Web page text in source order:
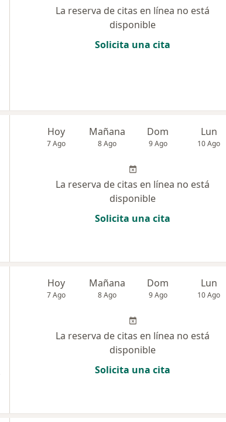
La reserva de citas en línea no está
disponible
Solicita una cita
Hoy
7 Ago
Mañana
8 Ago
Dom
9 Ago
Lun
10 Ago
La reserva de citas en línea no está
disponible
Solicita una cita
Hoy
7 Ago
Mañana
8 Ago
Dom
9 Ago
Lun
10 Ago
La reserva de citas en línea no está
disponible
Solicita una cita